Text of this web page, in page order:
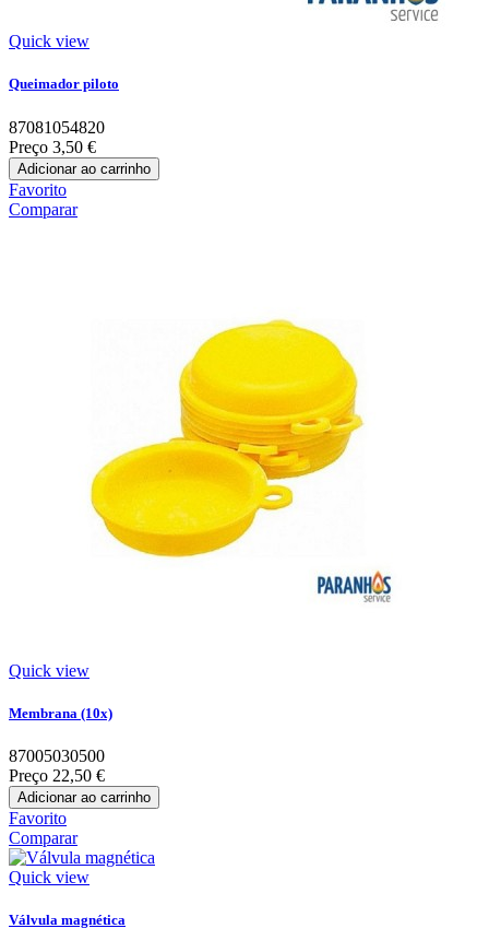
Quick view
Queimador piloto
87081054820
Preço 3,50 €
Adicionar ao carrinho
Favorito
Comparar
Quick view
Membrana (10x)
87005030500
Preço 22,50 €
Adicionar ao carrinho
Favorito
Comparar
Quick view
Válvula magnética